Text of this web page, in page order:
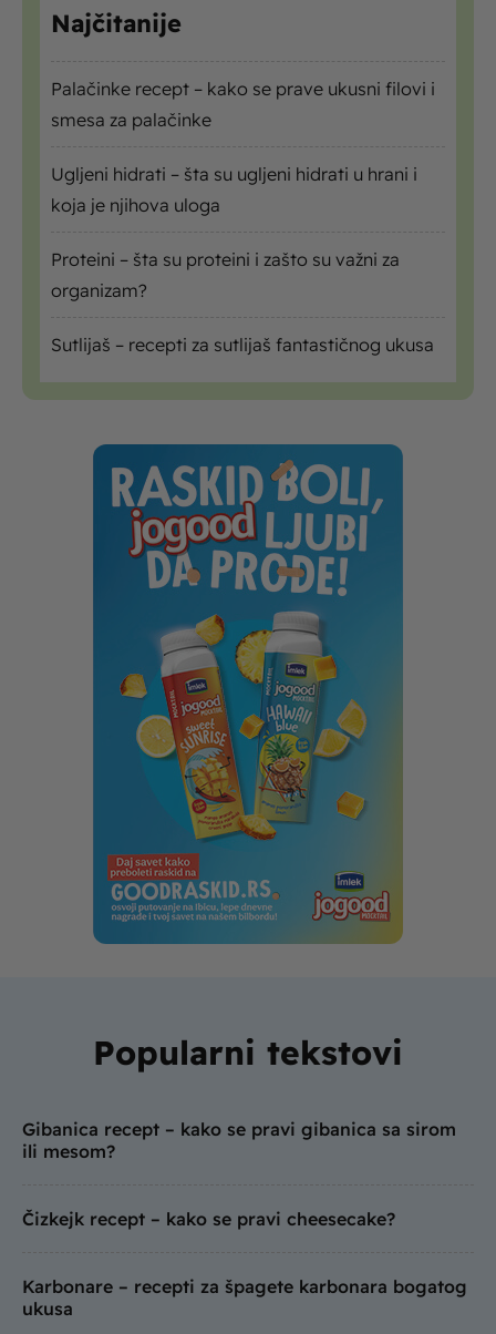
Najčitanije
Palačinke recept – kako se prave ukusni filovi i
smesa za palačinke
Ugljeni hidrati – šta su ugljeni hidrati u hrani i
koja je njihova uloga
Proteini – šta su proteini i zašto su važni za
organizam?
Sutlijaš – recepti za sutlijaš fantastičnog ukusa
Popularni tekstovi
Gibanica recept – kako se pravi gibanica sa sirom
ili mesom?
Čizkejk recept – kako se pravi cheesecake?
Karbonare – recepti za špagete karbonara bogatog
ukusa